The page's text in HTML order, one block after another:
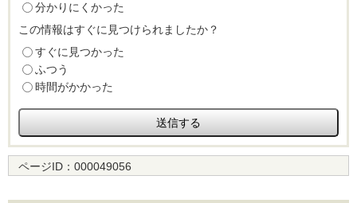
分かりにくかった
この情報はすぐに見つけられましたか？
すぐに見つかった
ふつう
時間がかかった
ページID： 000049056